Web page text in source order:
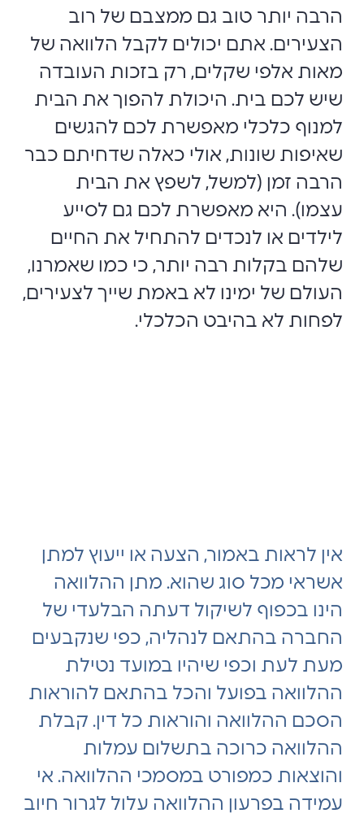
הרבה יותר טוב גם ממצבם של רוב
הצעירים. אתם יכולים לקבל הלוואה של
מאות אלפי שקלים, רק בזכות העובדה
שיש לכם בית. היכולת להפוך את הבית
למנוף כלכלי מאפשרת לכם להגשים
שאיפות שונות, אולי כאלה שדחיתם כבר
הרבה זמן (למשל, לשפץ את הבית
עצמו). היא מאפשרת לכם גם לסייע
לילדים או לנכדים להתחיל את החיים
שלהם בקלות רבה יותר, כי כמו שאמרנו,
העולם של ימינו לא באמת שייך לצעירים,
לפחות לא בהיבט הכלכלי.
אין לראות באמור, הצעה או ייעוץ למתן
אשראי מכל סוג שהוא. מתן ההלוואה
הינו בכפוף לשיקול דעתה הבלעדי של
החברה בהתאם לנהליה, כפי שנקבעים
מעת לעת וכפי שיהיו במועד נטילת
ההלוואה בפועל והכל בהתאם להוראות
הסכם ההלוואה והוראות כל דין. קבלת
ההלוואה כרוכה בתשלום עמלות
והוצאות כמפורט במסמכי ההלוואה. אי
עמידה בפרעון ההלוואה עלול לגרור חיוב